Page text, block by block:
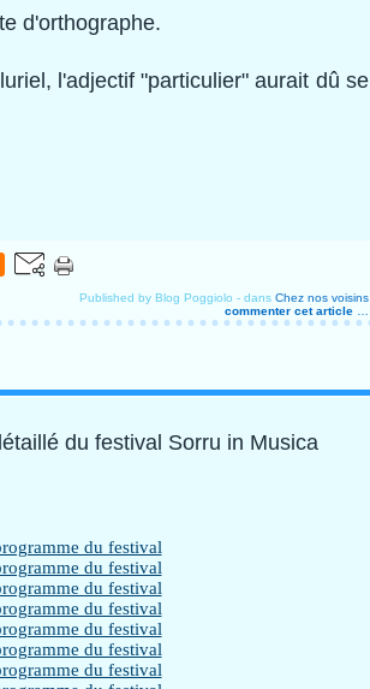
d'orthographe.
l'adjectif "particulier" aurait dû se
Published by Blog Poggiolo - dans Chez nos voisins
commenter cet article
du festival Sorru in Musica